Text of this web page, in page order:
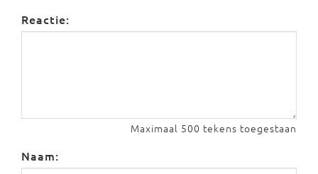
Reactie:
Maximaal 500 tekens toegestaan
Naam: